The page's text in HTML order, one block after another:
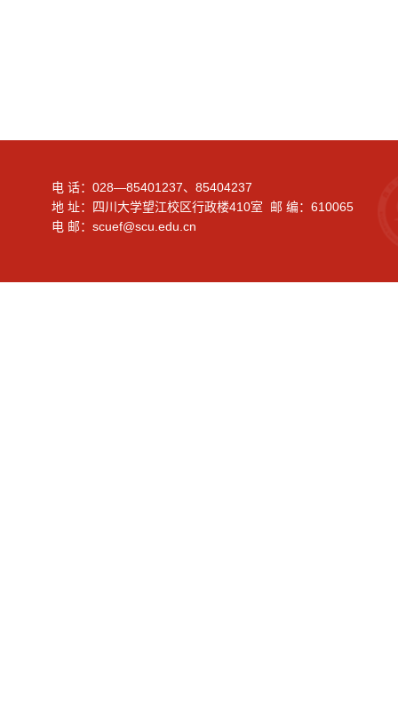
电 话：028—85401237、85404237
地 址：四川大学望江校区行政楼410室 邮 编：610065
电 邮：scuef@scu.edu.cn